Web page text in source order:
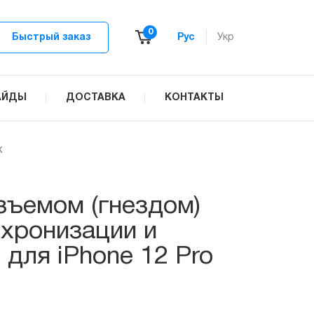
Быстрый заказ
0
Рус Укр
ДОСТАВКА КОНТАКТЫ
(гнездом)
и
iPhone 12 Pro